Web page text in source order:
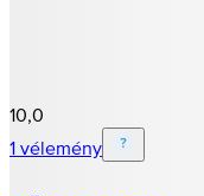
10,0
1 vélemény